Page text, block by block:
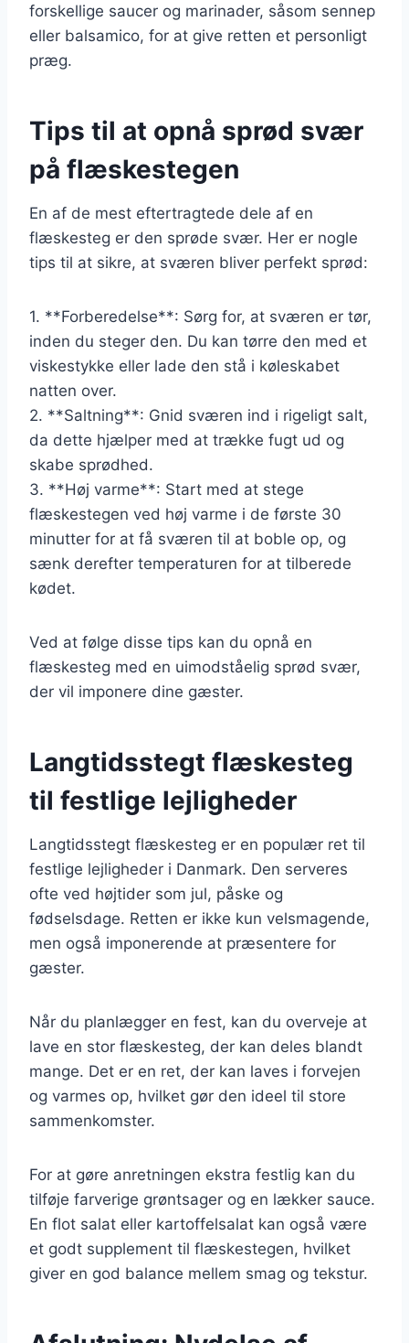
forskellige saucer og marinader, såsom sennep
eller balsamico, for at give retten et personligt
præg.
Tips til at opnå sprød svær
på flæskestegen
En af de mest eftertragtede dele af en
flæskesteg er den sprøde svær. Her er nogle
tips til at sikre, at sværen bliver perfekt sprød:
1. **Forberedelse**: Sørg for, at sværen er tør,
inden du steger den. Du kan tørre den med et
viskestykke eller lade den stå i køleskabet
natten over.
2. **Saltning**: Gnid sværen ind i rigeligt salt,
da dette hjælper med at trække fugt ud og
skabe sprødhed.
3. **Høj varme**: Start med at stege
flæskestegen ved høj varme i de første 30
minutter for at få sværen til at boble op, og
sænk derefter temperaturen for at tilberede
kødet.
Ved at følge disse tips kan du opnå en
flæskesteg med en uimodståelig sprød svær,
der vil imponere dine gæster.
Langtidsstegt flæskesteg
til festlige lejligheder
Langtidsstegt flæskesteg er en populær ret til
festlige lejligheder i Danmark. Den serveres
ofte ved højtider som jul, påske og
fødselsdage. Retten er ikke kun velsmagende,
men også imponerende at præsentere for
gæster.
Når du planlægger en fest, kan du overveje at
lave en stor flæskesteg, der kan deles blandt
mange. Det er en ret, der kan laves i forvejen
og varmes op, hvilket gør den ideel til store
sammenkomster.
For at gøre anretningen ekstra festlig kan du
tilføje farverige grøntsager og en lækker sauce.
En flot salat eller kartoffelsalat kan også være
et godt supplement til flæskestegen, hvilket
giver en god balance mellem smag og tekstur.